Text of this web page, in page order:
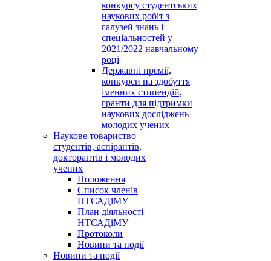
конкурсу студентських
наукових робіт з
галузей знань і
спеціальностей у
2021/2022 навчальному
році
Державні премії,
конкурси на здобуття
іменних стипендій,
гранти для підтримки
наукових досліджень
молодих учених
Наукове товариство
студентів, аспірантів,
докторантів і молодих
учених
Положення
Список членів
НТСАДіМУ
План діяльності
НТСАДіМУ
Протоколи
Новини та події
Новини та події